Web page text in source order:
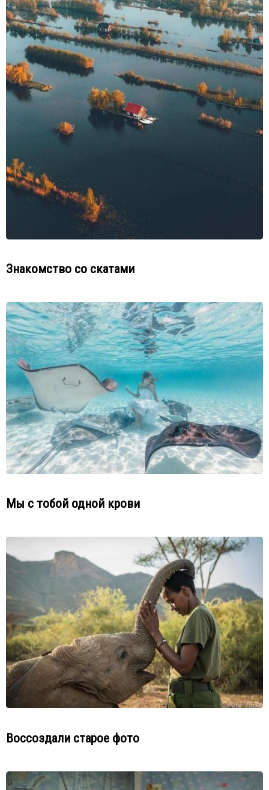
Знакомство со скатами
Мы с тобой одной крови
Воссоздали старое фото